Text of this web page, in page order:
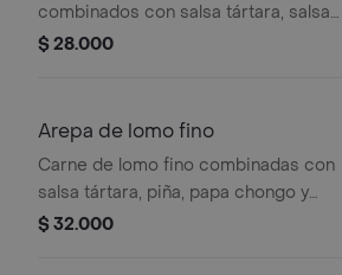
combinados con salsa tártara, salsa
de piña , papa chongo y queso
$ 28.000
Arepa de lomo fino
Carne de lomo fino combinadas con
salsa tártara, piña, papa chongo y
queso costeño.
$ 32.000